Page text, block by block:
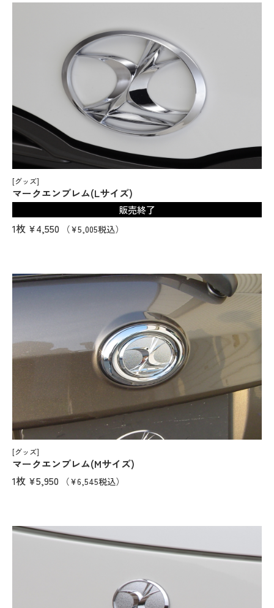
[グッズ]
マークエンブレム(Lサイズ)
販売終了
1枚 ¥4,550 （¥5,005税込）
[グッズ]
マークエンブレム(Mサイズ)
1枚 ¥5,950 （¥6,545税込）